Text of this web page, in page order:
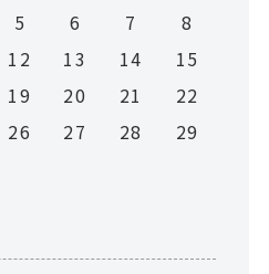
5 6 7
8
12 13 14
15
19 20 21
22
26 27 28
29